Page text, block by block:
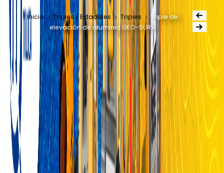
Inicio Tripies / Estadales Tripies
Tripie de
elevación de aluminio GEO-SURV